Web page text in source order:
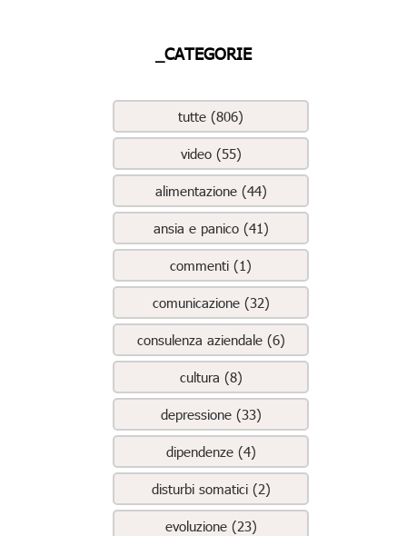
_CATEGORIE
tutte (806)
video (55)
alimentazione (44)
ansia e panico (41)
commenti (1)
comunicazione (32)
consulenza aziendale (6)
cultura (8)
depressione (33)
dipendenze (4)
disturbi somatici (2)
evoluzione (23)